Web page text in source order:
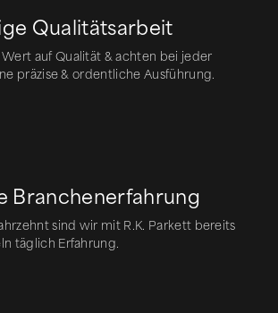
Qualitätsarbeit
auf Qualität & achten bei jeder
präzise & ordentliche Ausführung.
Branchenerfahrung
sind wir mit R.K. Parkett bereits
täglich Erfahrung.